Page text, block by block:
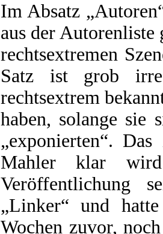
Im Absatz
aus der Autorenliste
rechtsextremen
Satz ist grob
rechtsextrem
haben, solange sie
„exponierten“.
Mahler klar
Veröffentlichung
„Linker“ und
Wochen zuvor,